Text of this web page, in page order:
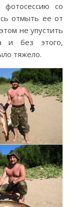
со
отмыть ее от
не упустить
и без этого,
тяжело.